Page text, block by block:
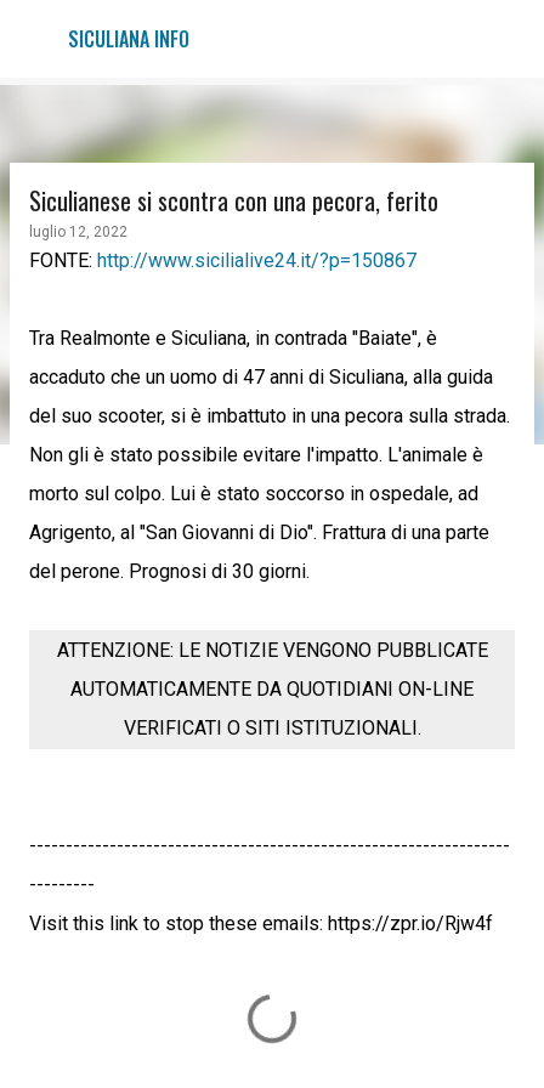
Passa ai contenuti principali
SICULIANA INFO
Siculianese si scontra con una pecora, ferito
luglio 12, 2022
FONTE: http://www.sicilialive24.it/?p=150867
Tra Realmonte e Siculiana, in contrada "Baiate", è
accaduto che un uomo di 47 anni di Siculiana, alla guida
del suo scooter, si è imbattuto in una pecora sulla strada.
Non gli è stato possibile evitare l'impatto. L'animale è
morto sul colpo. Lui è stato soccorso in ospedale, ad
Agrigento, al "San Giovanni di Dio". Frattura di una parte
del perone. Prognosi di 30 giorni.
ATTENZIONE: LE NOTIZIE VENGONO PUBBLICATE
AUTOMATICAMENTE DA QUOTIDIANI ON-LINE
VERIFICATI O SITI ISTITUZIONALI.
------------------------------------------------------------------
---------
Visit this link to stop these emails: https://zpr.io/Rjw4f